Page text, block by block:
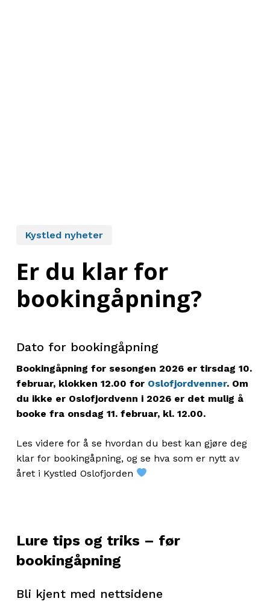
Kystled nyheter
Er du klar for
bookingåpning?
Dato for bookingåpning
Bookingåpning for sesongen 2026 er tirsdag 10.
februar, klokken 12.00 for Oslofjordvenner. Om
du ikke er Oslofjordvenn i 2026 er det mulig å
booke fra onsdag 11. februar, kl. 12.00.
Les videre for å se hvordan du best kan gjøre deg
klar for bookingåpning, og se hva som er nytt av
året i Kystled Oslofjorden
Lure tips og triks – før
bookingåpning
Bli kjent med nettsidene